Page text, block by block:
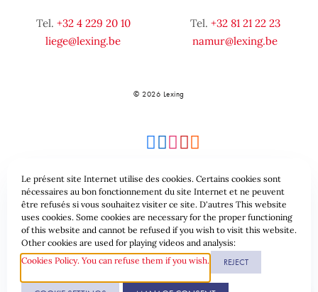
Tel. +32 4 229 20 10
liege@lexing.be
Tel. +32 81 21 22 23
namur@lexing.be
© 2026 Lexing
Seitenübersicht Allgemeine geschäftsbedingungen
Datenschutzrichtlinie & Cookies
Website erstellt durch
Le présent site Internet utilise des cookies. Certains cookies sont
nécessaires au bon fonctionnement du site Internet et ne peuvent
être refusés si vous souhaitez visiter ce site. D'autres This website
uses cookies. Some cookies are necessary for the proper functioning
of this website and cannot be refused if you wish to visit this website.
Other cookies are used for playing videos and analysis:
Cookies Policy. You can refuse them if you wish.
REJECT